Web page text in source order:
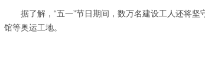
据了解，“五一”节日期间，数万名建设工人还将坚
馆等奥运工地。